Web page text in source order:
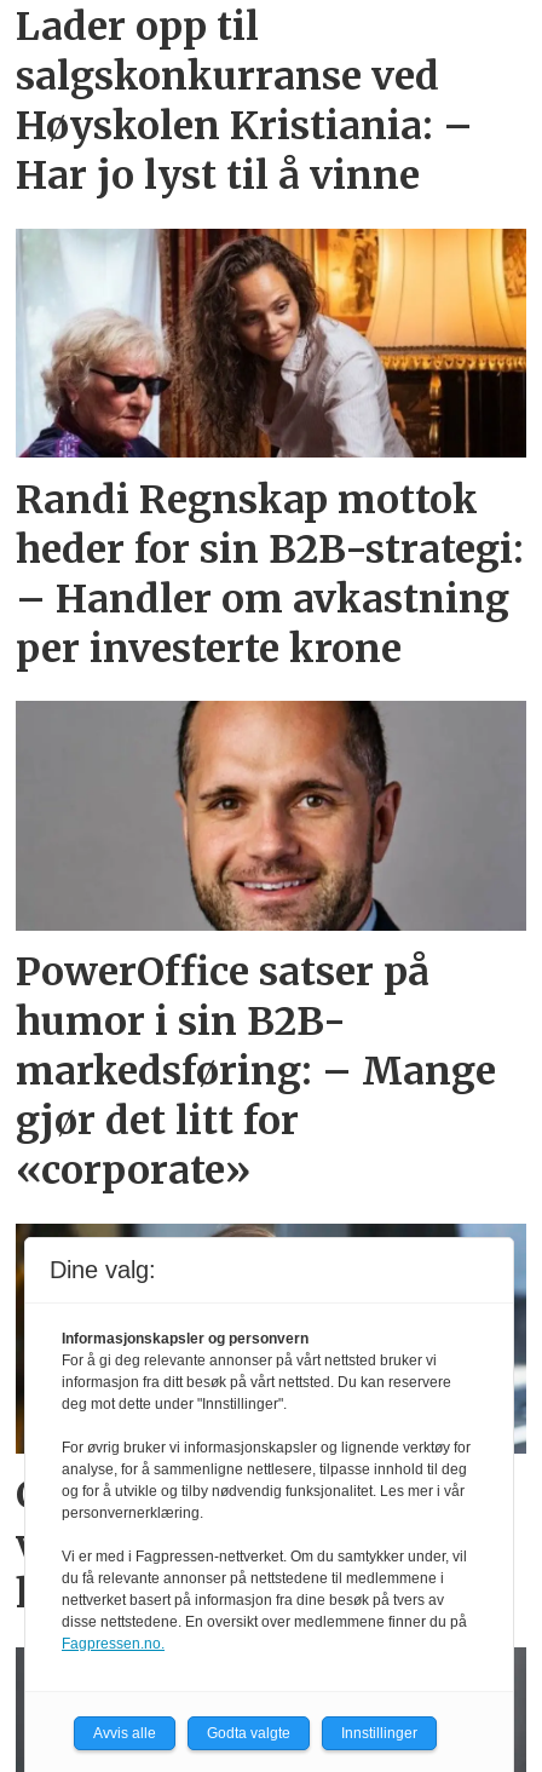
Lader opp til
salgskonkurranse ved
Høyskolen Kristiania: –
Har jo lyst til å vinne
Randi Regnskap mottok
heder for sin B2B-strategi:
– Handler om avkastning
per investerte krone
PowerOffice satser på
humor i sin B2B-
markedsføring: – Mange
gjør det litt for
«corporate»
Cathrine mener det er
viktig å være interessert i
kundens situasjon
Dine valg:
Informasjonskapsler og personvern
For å gi deg relevante annonser på vårt nettsted bruker vi
informasjon fra ditt besøk på vårt nettsted. Du kan reservere
deg mot dette under "Innstillinger".
For øvrig bruker vi informasjonskapsler og lignende verktøy for
analyse, for å sammenligne nettlesere, tilpasse innhold til deg
og for å utvikle og tilby nødvendig funksjonalitet. Les mer i vår
personvernerklæring.
Vi er med i Fagpressen-nettverket. Om du samtykker under, vil
du få relevante annonser på nettstedene til medlemmene i
nettverket basert på informasjon fra dine besøk på tvers av
disse nettstedene. En oversikt over medlemmene finner du på
Fagpressen.no.
Avvis alle Godta valgte Innstillinger